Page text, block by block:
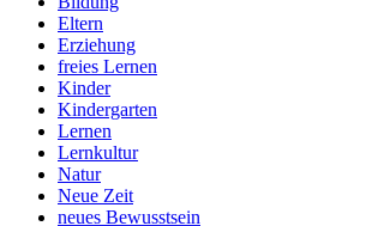
Eltern
Erziehung
freies Lernen
Kinder
Kindergarten
Lernen
Lernkultur
Natur
Neue Zeit
neues Bewusstsein